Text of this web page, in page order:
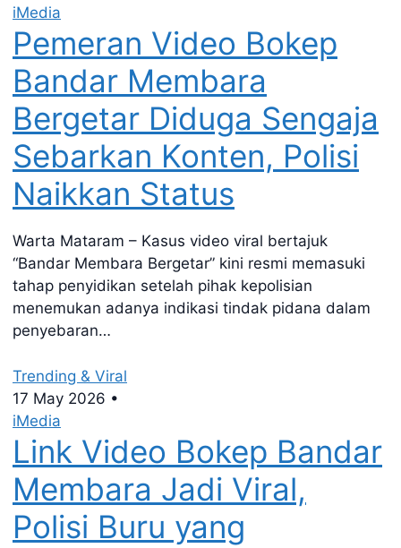
iMedia
Pemeran Video Bokep
Bandar Membara
Bergetar Diduga Sengaja
Sebarkan Konten, Polisi
Naikkan Status
Warta Mataram – Kasus video viral bertajuk
“Bandar Membara Bergetar” kini resmi memasuki
tahap penyidikan setelah pihak kepolisian
menemukan adanya indikasi tindak pidana dalam
penyebaran…
Trending & Viral
17 May 2026 •
iMedia
Link Video Bokep Bandar
Membara Jadi Viral,
Polisi Buru yang